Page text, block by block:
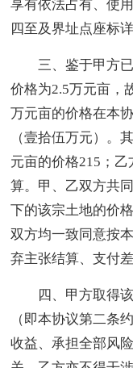
享有依法占有、使
四至及界址点座标详
三、鉴于甲方
价格为2.5万元亩，
万元亩的价格在本
（壹拾伍万元）。
元亩的价格215；
算。甲、乙双方共
下的该宗土地的价
双方均一致同意按
弃主张结算、支付
四、甲方取得
（即本协议第二条
收益、承担全部风